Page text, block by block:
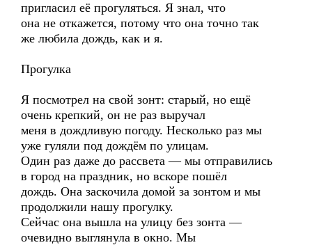
пригласил её прогуляться. Я знал, что
она не откажется, потому что она точно так
же любила дождь, как и я.
Прогулка
Я посмотрел на свой зонт: старый, но ещё
очень крепкий, он не раз выручал
меня в дождливую погоду. Несколько раз мы
уже гуляли под дождём по улицам.
Один раз даже до рассвета — мы отправились
в город на праздник, но вскоре пошёл
дождь. Она заскочила домой за зонтом и мы
продолжили нашу прогулку.
Сейчас она вышла на улицу без зонта —
очевидно выглянула в окно. Мы